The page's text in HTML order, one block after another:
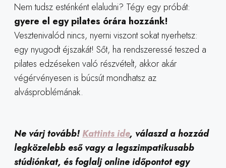
Nem tudsz esténként elaludni? Tégy egy próbát:
gyere el egy pilates órára hozzánk!
Vesztenivalód nincs, nyerni viszont sokat nyerhetsz:
egy nyugodt éjszakát! Sőt, ha rendszeressé teszed a
pilates edzéseken való részvételt, akkor akár
végérvényesen is búcsút mondhatsz az
alvásproblémának.
Ne várj tovább!Kattints ide, válaszd a hozzád
legközelebb eső vagy a legszimpatikusabb
stúdiónkat, és foglalj online időpontot egy